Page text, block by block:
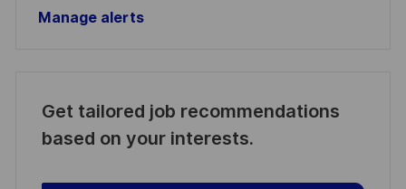
Manage alerts
Get tailored job recommendations
based on your interests.